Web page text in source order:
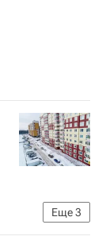
Еще3